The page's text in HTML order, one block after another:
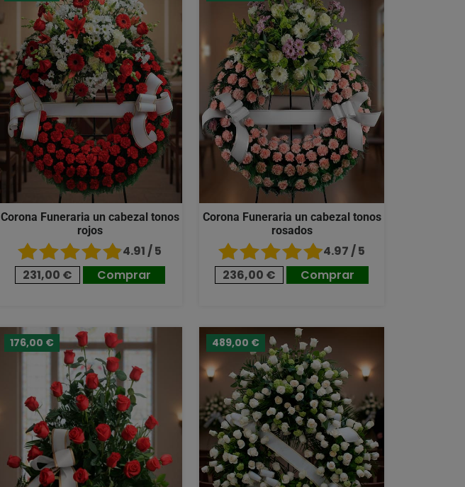
Corona Funeraria un cabezal tonos
rojos
4.91 / 5
231,00 €
Comprar
Corona Funeraria un cabezal tonos
rosados
4.97 / 5
236,00 €
Comprar
176,00 € 489,00 €